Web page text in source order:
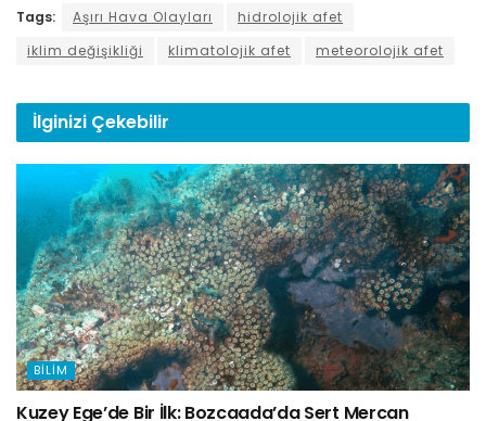
Tags: Aşırı Hava Olayları
hidrolojik afet
iklim değişikliği
klimatolojik afet meteorolojik afet
İlginizi Çekebilir
BILIM
Kuzey Ege’de Bir İlk: Bozcaada’da Sert Mercan